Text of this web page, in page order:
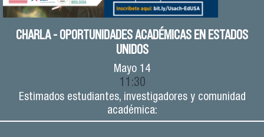
CHARLA - OPORTUNIDADES ACADÉMICAS EN ESTADOS
UNIDOS
Mayo 14
11:30
Estimados estudiantes, investigadores y comunidad
académica: